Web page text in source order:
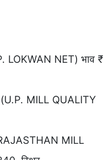
LOKWAN NET) भाव ₹
(U.P. MILL QUALITY
MILL